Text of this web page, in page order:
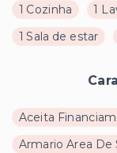
1 Cozinha
1
1 Sala de estar
Aceita
Armario Area De